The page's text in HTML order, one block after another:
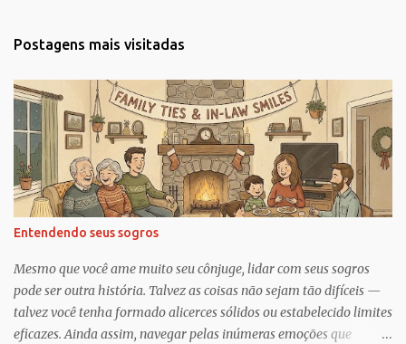
r
i
o
s
Postagens mais visitadas
Entendendo seus sogros
Mesmo que você ame muito seu cônjuge, lidar com seus sogros
pode ser outra história. Talvez as coisas não sejam tão difíceis —
talvez você tenha formado alicerces sólidos ou estabelecido limites
eficazes. Ainda assim, navegar pelas inúmeras emoções que